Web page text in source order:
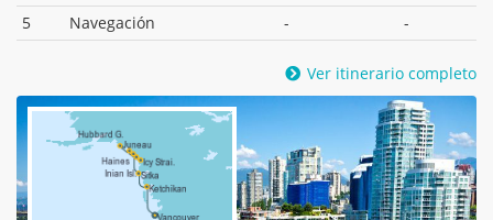
5
Navegación - -
Ver itinerario completo